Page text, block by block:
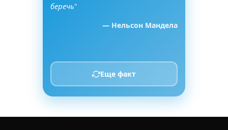
беречь"
— Нельсон Мандела
Еще факт